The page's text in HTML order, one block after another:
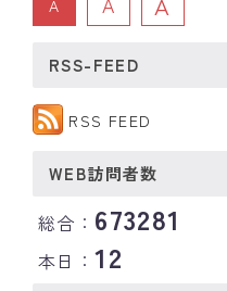
A
RSS-FEED
RSS FEED
WEB訪問者数
総合： 673281
本日：12